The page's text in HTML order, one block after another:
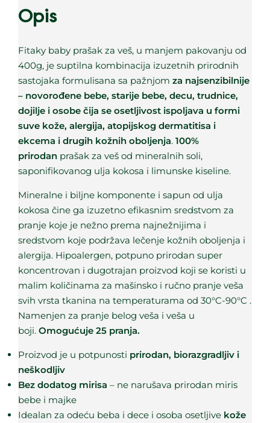
Opis
Fitaky baby prašak za veš, u manjem pakovanju od
400g, je suptilna kombinacija izuzetnih prirodnih
sastojaka formulisana sa pažnjom za najsenzibilnije
– novorođene bebe, starije bebe, decu, trudnice,
dojilje i osobe čija se osetljivost ispoljava u formi
suve kože, alergija, atopijskog dermatitisa i
ekcema i drugih kožnih oboljenja. 100%
prirodan prašak za veš od mineralnih soli,
saponifikovanog ulja kokosa i limunske kiseline.
Mineralne i biljne komponente i sapun od ulja
kokosa čine ga izuzetno efikasnim sredstvom za
pranje koje je nežno prema najnežnijima i
sredstvom koje podržava lečenje kožnih oboljenja i
alergija. Hipoalergen, potpuno prirodan super
koncentrovan i dugotrajan proizvod koji se koristi u
malim količinama za mašinsko i ručno pranje veša
svih vrsta tkanina na temperaturama od 30°C-90°C .
Namenjen za pranje belog veša i veša u
boji. Omogućuje 25 pranja.
Proizvod je u potpunosti prirodan, biorazgradljiv i
neškodljiv
Bez dodatog mirisa – ne narušava prirodan miris
bebe i majke
Idealan za odeću beba i dece i osoba osetljive kože